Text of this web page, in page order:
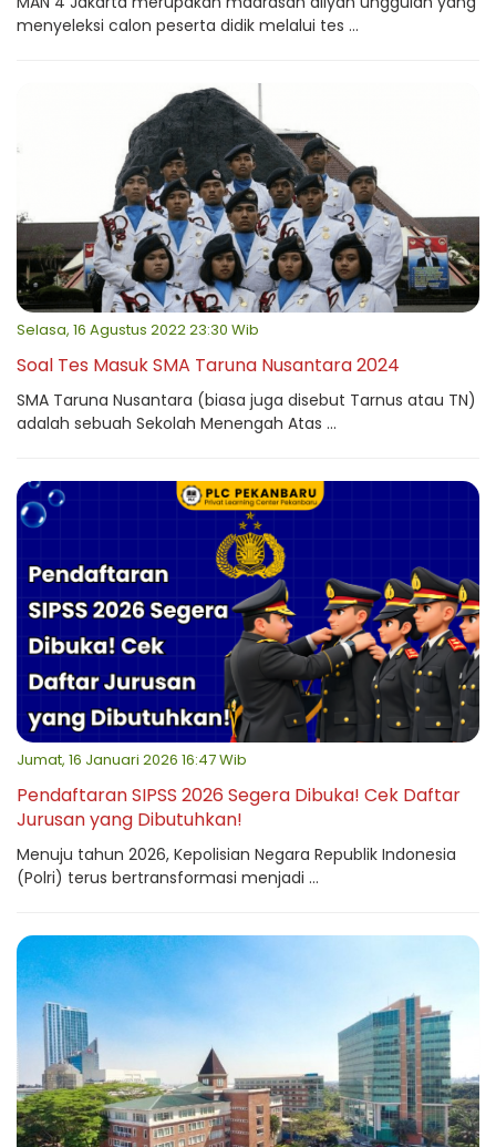
menyeleksi calon peserta didik melalui tes ...
Selasa, 16 Agustus 2022 23:30 Wib
Soal Tes Masuk SMA Taruna Nusantara 2024
SMA Taruna Nusantara (biasa juga disebut Tarnus atau TN)
adalah sebuah Sekolah Menengah Atas ...
Jumat, 16 Januari 2026 16:47 Wib
Pendaftaran SIPSS 2026 Segera Dibuka! Cek Daftar
Jurusan yang Dibutuhkan!
Menuju tahun 2026, Kepolisian Negara Republik Indonesia
(Polri) terus bertransformasi menjadi ...